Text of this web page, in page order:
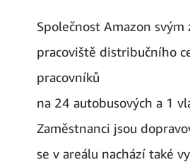
Společnost Amazon
pracoviště distribučního
pracovníků
na 24 autobusových a 1
Zaměstnanci jsou
se v areálu nachází také